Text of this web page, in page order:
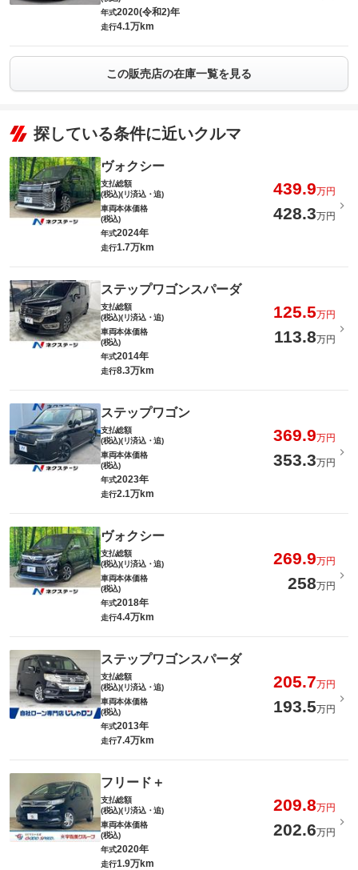
年式2020(令和2)年
走行4.1万km
この販売店の在庫一覧を見る
探している条件に近いクルマ
ヴォクシー
支払総額
(税込)(リ済込・追)
439.9万円
車両本体価格
(税込)
428.3万円
年式2024年
走行1.7万km
ステップワゴンスパーダ
支払総額
(税込)(リ済込・追)
125.5万円
車両本体価格
(税込)
113.8万円
年式2014年
走行8.3万km
ステップワゴン
支払総額
(税込)(リ済込・追)
369.9万円
車両本体価格
(税込)
353.3万円
年式2023年
走行2.1万km
ヴォクシー
支払総額
(税込)(リ済込・追)
269.9万円
車両本体価格
(税込)
258万円
年式2018年
走行4.4万km
ステップワゴンスパーダ
支払総額
(税込)(リ済込・追)
205.7万円
車両本体価格
(税込)
193.5万円
年式2013年
走行7.4万km
フリード＋
支払総額
(税込)(リ済込・追)
209.8万円
車両本体価格
(税込)
202.6万円
年式2020年
走行1.9万km